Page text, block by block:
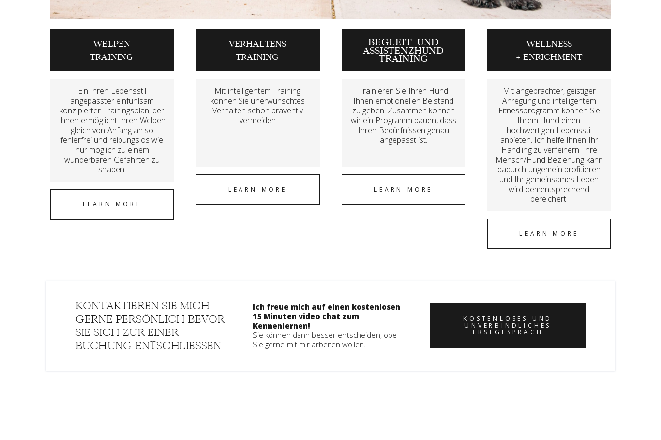
WELPEN
TRAINING
Ein Ihren Lebensstil
angepasster einfühlsam
konzipierter Trainingsplan, der
Ihnen ermöglicht Ihren Welpen
gleich von Anfang an so
fehlerfrei und reibungslos wie
nur möglich zu einem
wunderbaren Gefährten zu
shapen.
LEARN MORE
VERHALTENS
TRAINING
Mit intelligentem Training
können Sie unerwünschtes
Verhalten schon präventiv
vermeiden
LEARN MORE
BEGLEIT- UND
ASSISTENZHUND
TRAINING
Trainieren Sie Ihren Hund
Ihnen emotionellen Beistand
zu geben. Zusammen können
wir ein Programm bauen, dass
Ihren Bedürfnissen genau
angepasst ist.
LEARN MORE
WELLNESS
+ ENRICHMENT
Mit angebrachter, geistiger
Anregung und intelligentem
Fitnessprogramm können Sie
Ihrem Hund einen
hochwertigen Lebensstil
anbieten. Ich helfe Ihnen Ihr
Handling zu verfeinern. Ihre
Mensch/Hund Beziehung kann
dadurch ungemein profitieren
und Ihr gemeinsames Leben
wird dementsprechend
bereichert.
LEARN MORE
KONTAKTIEREN SIE MICH
GERNE PERSÖNLICH BEVOR
SIE SICH ZUR EINER
BUCHUNG ENTSCHLIESSEN
Ich freue mich auf einen kostenlosen
15 Minuten video chat zum
Kennenlernen!
Sie können dann besser entscheiden, obe
Sie gerne mit mir arbeiten wollen.
KOSTENLOSES UND
UNVERBINDLICHES
ERSTGESPRÄCH